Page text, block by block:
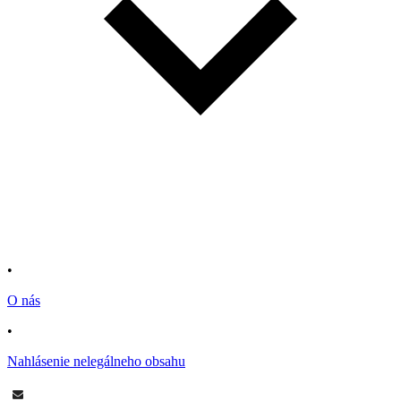
•
O nás
•
Nahlásenie nelegálneho obsahu